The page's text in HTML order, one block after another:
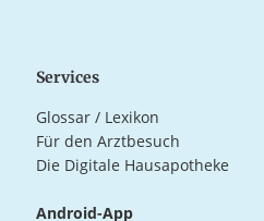
Services
Glossar / Lexikon
Für den Arztbesuch
Die Digitale Hausapotheke
Android-App